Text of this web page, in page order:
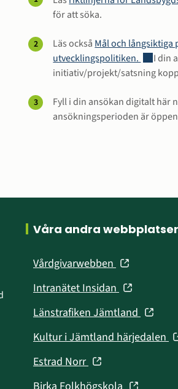
för att söka.
Läs också Mål och
utvecklingspolitiken.
Länk
I din
initiativ/projekt/satsning
Fyll i din ansökan digitalt här
ansökningsperioden är
webbplats.
Våra andra webbplatser
Vårdgivarwebben (öppnas
nytt
fönster)
Intranätet Insidan (öppnas
nytt
fönster)
Länstrafiken Jämtland (öppnas
nytt
Kultur i Jämtland härjedalen
Estrad Norr (öppnas
(öppnas